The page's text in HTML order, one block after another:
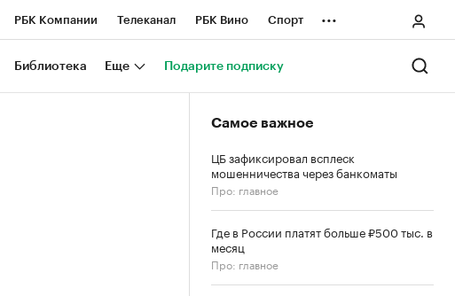
РБК Компании Телеканал РБК Вино Спорт
Национальные проекты Город
...
Библиотека Еще Подарите подписку
Самое важное
ЦБ зафиксировал всплеск
мошенничества через банкоматы
Про: главное
Где в России платят больше ₽500 тыс. в
месяц
Про: главное